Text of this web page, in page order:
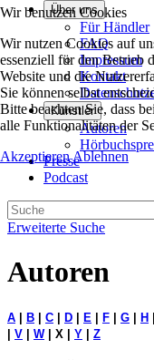
Über uns
Für Händler
FAQ
Impressum
Kontakt
Künstler
Autoren
Presse
Podcast
Erweiterte Suche
Autoren
A B C D E F G H
V W| X | Y Z
Wir benutzen Cookies
Wir nutzen Cookies auf
essenziell für den Betrieb
Website und die
Sie können selbst
Bitte beachten Sie, dass
alle Funktionalitäten der
AkzeptierenAblehnen